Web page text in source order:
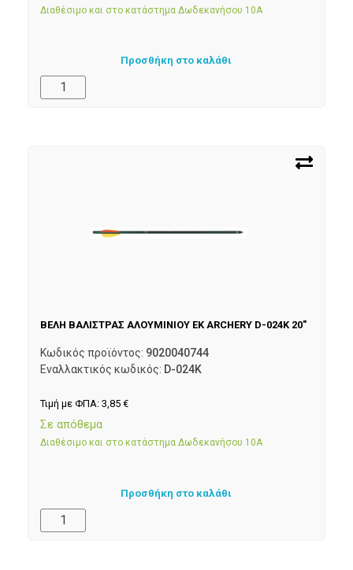
Διαθέσιμο και στο κατάστημα Δωδεκανήσου 10Α
Προσθήκη στο καλάθι
ΒΕΛΗ ΒΑΛΙΣΤΡΑΣ ΑΛΟΥΜΙΝΙΟΥ EK ARCHERY D-024K 20″
Κωδικός προϊόντος: 9020040744
Εναλλακτικός κωδικός: D-024K
Τιμή με ΦΠΑ: 3,85 €
Σε απόθεμα
Διαθέσιμο και στο κατάστημα Δωδεκανήσου 10Α
Προσθήκη στο καλάθι